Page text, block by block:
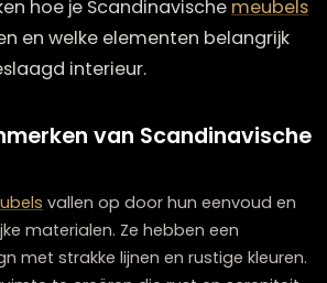
woonwinkel Zwolle, dan
aan het juiste adres. We
hoe je Scandinavische
interieur.
van